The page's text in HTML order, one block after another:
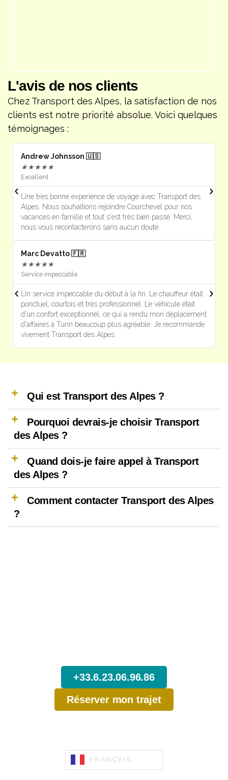
L'avis de nos clients
Chez Transport des Alpes, la satisfaction de nos
clients est notre priorité absolue. Voici quelques
témoignages :
Andrew Johnsson 🇺🇸
★★★★★
Excellent
Une très bonne experience de voyage avec Transport des
Alpes. Nous souhaitions rejoindre Courchevel pour nos
vacances en famille et tout s'est très bien passé. Merci,
nous vous recontacterons sans aucun doute.
Marc Devatto 🇫🇷
★★★★★
Service impeccable
Un service impeccable du début à la fin. Le chauffeur était
ponctuel, courtois et très professionnel. Le véhicule était
d'un confort exceptionnel, ce qui a rendu mon déplacement
d'affaires à Turin beaucoup plus agréable. Je recommande
vivement Transport des Alpes.
Qui est Transport des Alpes ?
Pourquoi devrais-je choisir Transport
des Alpes ?
Quand dois-je faire appel à Transport
des Alpes ?
Comment contacter Transport des Alpes
?
+33.6.23.06.96.86
Réserver mon trajet
FRANÇAIS